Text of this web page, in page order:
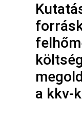
a kkv-